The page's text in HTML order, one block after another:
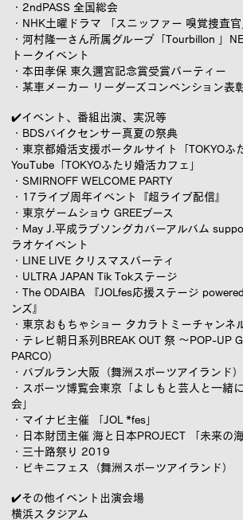
・2ndPASS 全国総会
・NHK土曜ドラマ 「スニッファー 嗅覚捜査
・河村隆一さん所属グループ「Tourbillon 」
トークイベント
・本田孝保 東久邇宮記念賞受賞パーティー
・某車メーカー リーダーズコンベンション表
✔️イベント、番組出演、実況等
・BDSバイクセンサー真夏の祭典
・東京都婚活支援ポータルサイト「TOKYOふ
YouTube「TOKYOふたり婚活カフェ」
・SMIRNOFF WELCOME PARTY
・17ライブ周年イベント『超ライブ配信』
・東京ゲームショウ GREEブース
・May J.平成ラブソングカバーアルバム
ラオケイベント
・LINE LIVE クリスマスパーティ
・ULTRA JAPAN Tik Tokステージ
・The ODAIBA 『JOLfes応援ステージ
ンズ』
・東京おもちゃショー タカラトミーチャンネ
・テレビ朝日系列BREAK OUT 祭 〜POP-UP
PARCO）
・バブルラン大阪（舞洲スポーツアイランド）
・スポーツ博覧会東京「よしもと芸人と一緒
会」
・マイナビ主催 「JOL *fes」
・日本財団主催 海と日本PROJECT 「未来の
・三十路祭り 2019
・ビキニフェス（舞洲スポーツアイランド）
✔️その他イベント出演会場
横浜スタジアム